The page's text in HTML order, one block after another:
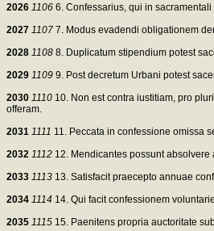
2026 1106 6. Confessarius, qui in
2027 1107 7. Modus evadendi obligationem
2028 1108 8. Duplicatum stipendium potest
2029 1109 9. Post decretum Urbani potest
2030 1110 10. Non est contra iustitiam, pro
offeram.
2031 1111 11. Peccata in confessione omissa
2032 1112 12. Mendicantes possunt
2033 1113 13. Satisfacit praecepto annuae
2034 1114 14. Qui facit confessionem
2035 1115 15. Paenitens propria auctoritate